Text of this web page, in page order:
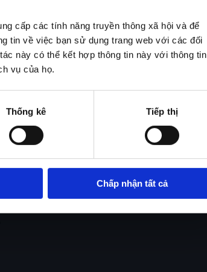
cấp các tính năng truyền thông xã hội và để
tin về việc bạn sử dụng trang web với các đối
này có thể kết hợp thông tin này với thông tin
vụ của họ.
Thống kê Tiếp thị
Chấp nhận tất cả